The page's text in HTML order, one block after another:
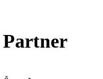
Partner